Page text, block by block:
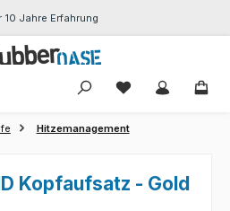
10 Jahre Erfahrung
Du hast 0
Hitzemanagement
Kopfaufsatz - Gold